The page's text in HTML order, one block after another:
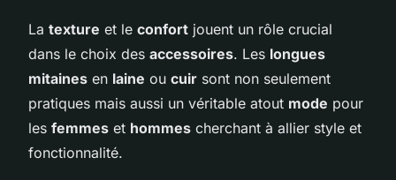
La texture et le confort jouent un rôle crucial
dans le choix des accessoires. Les longues
mitaines en laine ou cuir sont non seulement
pratiques mais aussi un véritable atout mode pour
les femmes et hommes cherchant à allier style et
fonctionnalité.